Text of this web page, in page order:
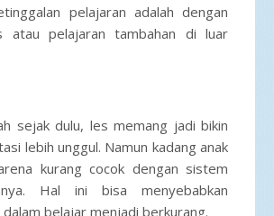
pelajaran adalah dengan
atau pelajaran tambahan di luar
sejak dulu, les memang jadi bikin
lebih unggul. Namun kadang anak
kurang cocok dengan sistem
Hal ini bisa menyebabkan
belajar menjadi berkurang.